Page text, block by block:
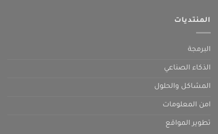
المنتديات
البرمجة
الذكاء الصناعي
المشاكل والحلول
امن المعلومات
تطوير المواقع